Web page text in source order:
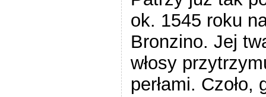
ok. 1545 roku
Bronzino. Jej
włosy
perłami.